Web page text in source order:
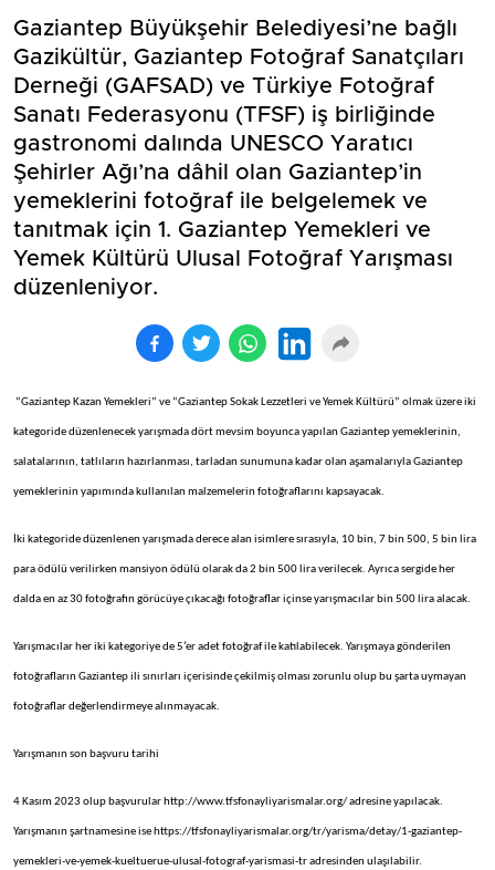
Gaziantep Büyükşehir Belediyesi’ne bağlı
Gazikültür, Gaziantep Fotoğraf Sanatçıları
Derneği (GAFSAD) ve Türkiye Fotoğraf
Sanatı Federasyonu (TFSF) iş birliğinde
gastronomi dalında UNESCO Yaratıcı
Şehirler Ağı’na dâhil olan Gaziantep’in
yemeklerini fotoğraf ile belgelemek ve
tanıtmak için 1. Gaziantep Yemekleri ve
Yemek Kültürü Ulusal Fotoğraf Yarışması
düzenleniyor.
“Gaziantep Kazan Yemekleri” ve “Gaziantep Sokak Lezzetleri ve Yemek Kültürü” olmak üzere iki
kategoride düzenlenecek yarışmada dört mevsim boyunca yapılan Gaziantep yemeklerinin,
salatalarının, tatlıların hazırlanması, tarladan sunumuna kadar olan aşamalarıyla Gaziantep
yemeklerinin yapımında kullanılan malzemelerin fotoğraflarını kapsayacak.
İki kategoride düzenlenen yarışmada derece alan isimlere sırasıyla, 10 bin, 7 bin 500, 5 bin lira
para ödülü verilirken mansiyon ödülü olarak da 2 bin 500 lira verilecek. Ayrıca sergide her
dalda en az 30 fotoğrafın görücüye çıkacağı fotoğraflar içinse yarışmacılar bin 500 lira alacak.
Yarışmacılar her iki kategoriye de 5’er adet fotoğraf ile katılabilecek. Yarışmaya gönderilen
fotoğrafların Gaziantep ili sınırları içerisinde çekilmiş olması zorunlu olup bu şarta uymayan
fotoğraflar değerlendirmeye alınmayacak.
Yarışmanın son başvuru tarihi
4 Kasım 2023 olup başvurular http://www.tfsfonayliyarismalar.org/ adresine yapılacak.
Yarışmanın şartnamesine ise https://tfsfonayliyarismalar.org/tr/yarisma/detay/1-gaziantep-
yemekleri-ve-yemek-kueltuerue-ulusal-fotograf-yarismasi-tr adresinden ulaşılabilir.